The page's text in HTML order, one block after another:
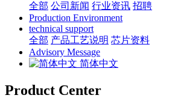
全部 公司新闻 行业资讯 招聘
Production Environment
technical support
全部 产品工艺说明 芯片资料
Advisory Message
简体中文
Product Center